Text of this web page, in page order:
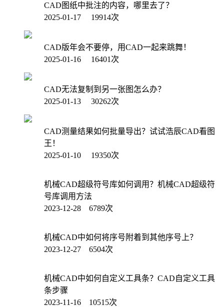
CAD图纸中批注的内容，哪里去了？
2025-01-17 19914次
CAD版年会不要停，用CAD一起来跳舞！
2025-01-16 16401次
CAD无法复制到另一张图怎么办？
2025-01-13 30262次
CAD测量结果如何批量导出？试试浩辰CAD看图
王！
2025-01-10 19350次
机械CAD超级符号库如何调用？机械CAD超级符
号库调用方法
2023-12-28 6789次
机械CAD中如何将序号附着到其他序号上？
2023-12-27 6504次
机械CAD中如何自定义工具条？CAD自定义工具
条步骤
2023-11-16 10515次